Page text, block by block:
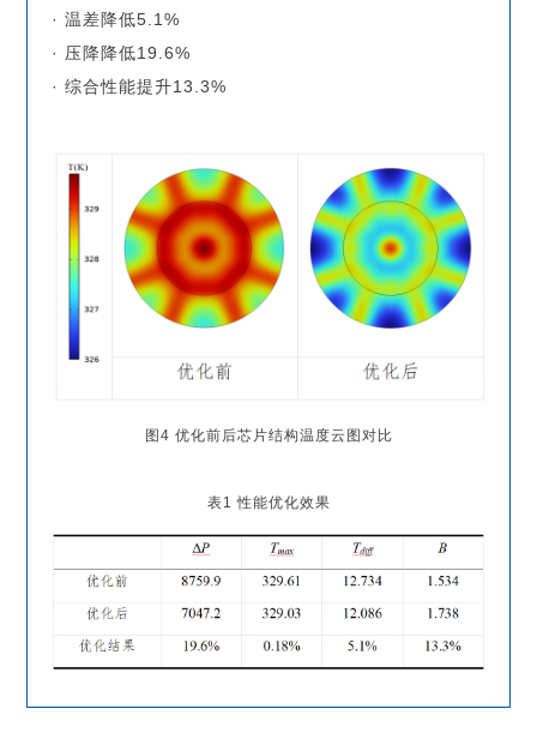
· 温差降低5.1%
· 压降降低19.6%
· 综合性能提升13.3%
图4 优化前后芯片结构温度云图对比
表1 性能优化效果